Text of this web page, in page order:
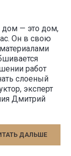
дом — это дом,
Он в свою
работ
слоеный
эксперт
Дмитрий
ДАЛЬШЕ